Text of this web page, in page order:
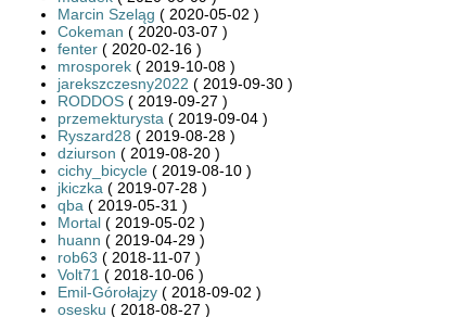
Marcin Szeląg ( 2020-05-02 )
Cokeman ( 2020-03-07 )
fenter( 2020-02-16 )
mrosporek( 2019-10-08 )
jarekszczesny2022 ( 2019-09-30 )
RODDOS( 2019-09-27 )
przemekturysta ( 2019-09-04 )
Ryszard28 ( 2019-08-28 )
dziurson ( 2019-08-20 )
cichy_bicycle( 2019-08-10 )
jkiczka ( 2019-07-28 )
qba ( 2019-05-31 )
Mortal( 2019-05-02 )
huann ( 2019-04-29 )
rob63 ( 2018-11-07 )
Volt71 ( 2018-10-06 )
Emil-Górołajzy( 2018-09-02 )
osesku ( 2018-08-27 )